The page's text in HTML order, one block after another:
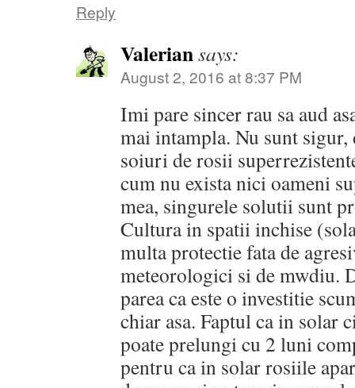
Reply
Valeriansays:
August 2, 2016 at 8:37 PM
Imi pare sincer rau sa aud
mai intampla. Nu sunt sigur,
soiuri de rosii
cum nu exista nici oameni
mea, singurele solutii sunt
Cultura in spatii inchise
multa protectie fata de
meteorologici si de mwdiu.
parea ca este o investitie
chiar asa. Faptul ca in solar
poate prelungi cu 2 luni
pentru ca in solar rosiile